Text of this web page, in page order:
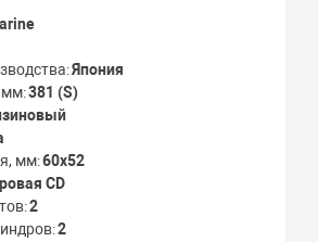
Япония
мм 381 (S)
мм 60х52
CD
2
2